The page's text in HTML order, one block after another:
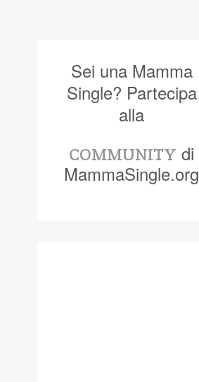
Sei una Mamma
Single? Partecipa
alla
COMMUNITY di
MammaSingle.org